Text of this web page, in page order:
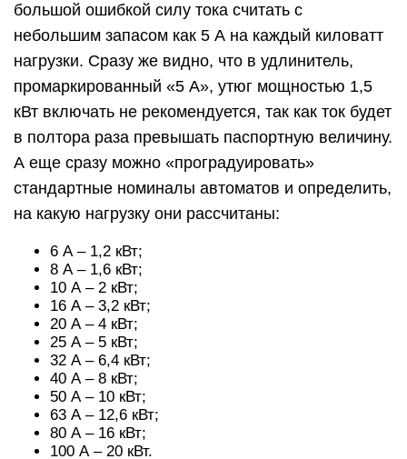
большой ошибкой силу тока считать с
небольшим запасом как 5 А на каждый киловатт
нагрузки. Сразу же видно, что в удлинитель,
промаркированный «5 А», утюг мощностью 1,5
кВт включать не рекомендуется, так как ток будет
в полтора раза превышать паспортную величину.
А еще сразу можно «проградуировать»
стандартные номиналы автоматов и определить,
на какую нагрузку они рассчитаны:
6 А – 1,2 кВт;
8 А – 1,6 кВт;
10 А – 2 кВт;
16 А – 3,2 кВт;
20 А – 4 кВт;
25 А – 5 кВт;
32 А – 6,4 кВт;
40 А – 8 кВт;
50 А – 10 кВт;
63 А – 12,6 кВт;
80 А – 16 кВт;
100 А – 20 кВт.